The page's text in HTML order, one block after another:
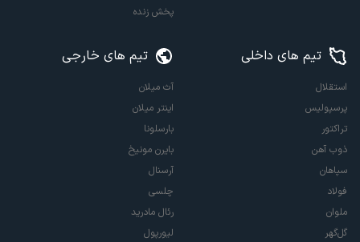
پخش زنده
تیم های داخلی
استقلال
پرسپولیس
تراکتور
ذوب آهن
سپاهان
فولاد
ملوان
گل‌گهر
تیم های خارجی
آث میلان
اینتر میلان
بارسلونا
بایرن مونیخ
آرسنال
چلسی
رئال مادرید
لیورپول